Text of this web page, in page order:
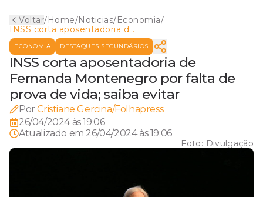
Voltar/Home/Noticias/Economia/
INSS corta aposentadoria de
Fernanda Montenegro por
falta de prova de vida; saiba
evitar
ECONOMIA DESTAQUES SECUNDÁRIOS
INSS corta aposentadoria de
Fernanda Montenegro por falta de
prova de vida; saiba evitar
Por Cristiane Gercina/Folhapress
26/04/2024 às 19:06
Atualizado em 26/04/2024 às 19:06
Foto: Divulgação